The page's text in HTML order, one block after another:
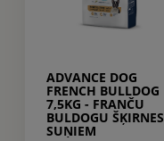
ADVANCE DOG
FRENCH BULLDOG
7,5KG - FRANČU
BULDOGU ŠĶIRNES
SUŅIEM